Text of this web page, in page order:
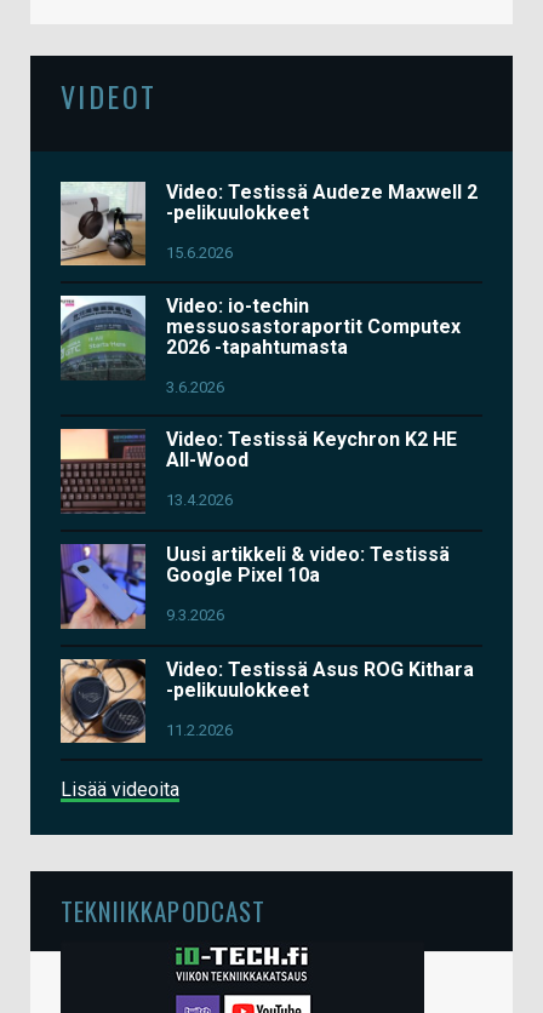
VIDEOT
Video: Testissä Audeze Maxwell 2
-pelikuulokkeet
15.6.2026
Video: io-techin
messuosastoraportit Computex
2026 -tapahtumasta
3.6.2026
Video: Testissä Keychron K2 HE
All-Wood
13.4.2026
Uusi artikkeli & video: Testissä
Google Pixel 10a
9.3.2026
Video: Testissä Asus ROG Kithara
-pelikuulokkeet
11.2.2026
Lisää videoita
TEKNIIKKAPODCAST